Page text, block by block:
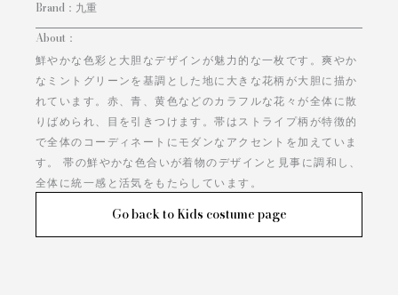
Brand： 九重
About：
鮮やかな色彩と大胆なデザインが魅力的な一枚です。爽やか
なミントグリーンを基調とした地に大きな花柄が大胆に描か
れています。赤、青、黄色などのカラフルな花々が全体に散
りばめられ、目を引きつけます。帯はストライプ柄が特徴的
で全体のコーディネートにモダンなアクセントを加えていま
す。 帯の鮮やかな色合いが着物のデザインと見事に調和し、
全体に統一感と活気をもたらしています。
Go back to Kids costume page